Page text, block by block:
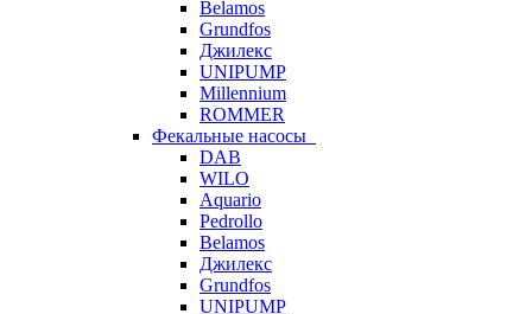
Belamos
Grundfos
Джилекс
UNIPUMP
Millennium
ROMMER
Фекальные насосы
DAB
WILO
Aquario
Pedrollo
Belamos
Джилекс
Grundfos
UNIPUMP